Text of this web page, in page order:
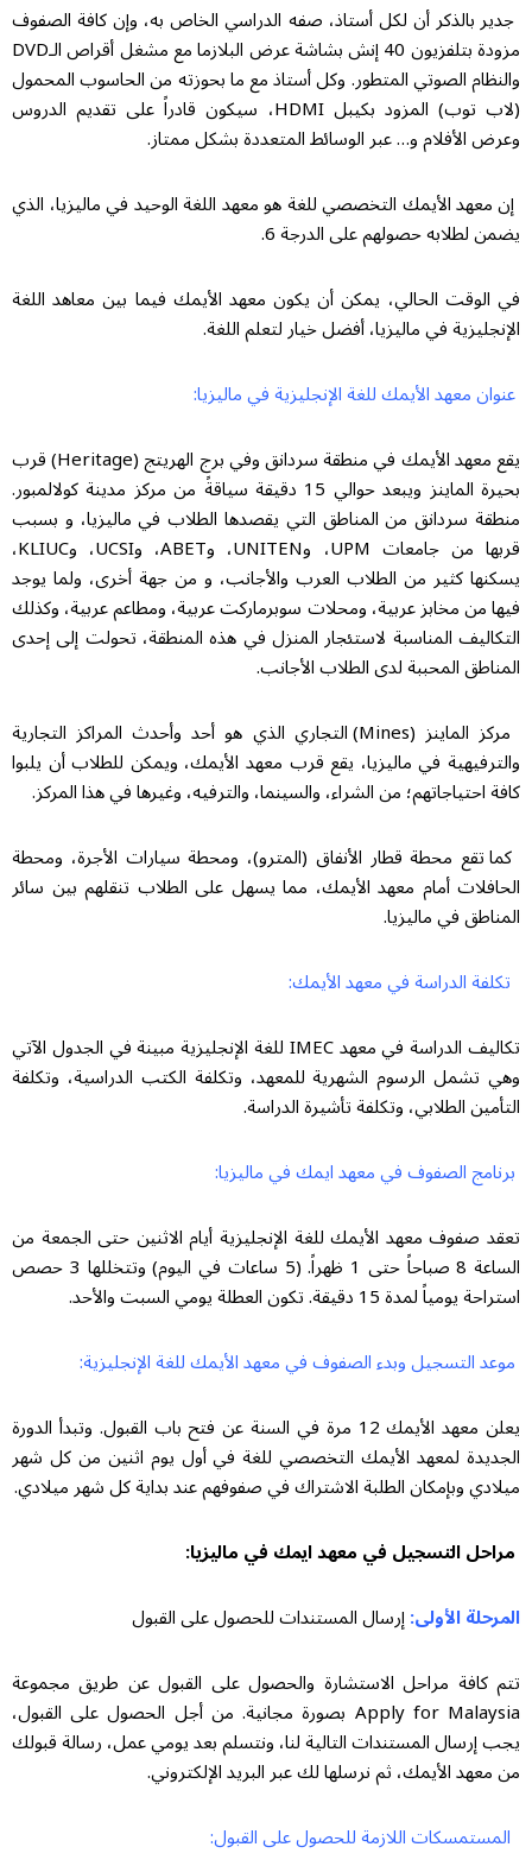
جدير بالذكر أن لكل أستاذ، صفه الدراسي الخاص به، وإن كافة الصفوف
مزودة بتلفزيون 40 إنش بشاشة عرض البلازما مع مشغل أقراص الـDVD
والنظام الصوتي المتطور. وكل أستاذ مع ما بحوزته من الحاسوب المحمول
(لاب توب) المزود بكيبل HDMI، سيكون قادراً على تقديم الدروس
وعرض الأفلام و… عبر الوسائط المتعددة بشكل ممتاز.
إن معهد الأيمك التخصصي للغة هو معهد اللغة الوحيد في ماليزيا، الذي
يضمن لطلابه حصولهم على الدرجة 6.
في الوقت الحالي، يمكن أن يكون معهد الأيمك فيما بين معاهد اللغة
الإنجليزية في ماليزيا، أفضل خيار لتعلم اللغة.
عنوان معهد الأيمك للغة الإنجليزية في ماليزيا:
يقع معهد الأيمك في منطقة سردانق وفي برج الهريتج (Heritage) قرب
بحيرة الماينز ويبعد حوالي 15 دقيقة سياقةً من مركز مدينة كولالمبور.
منطقة سردانق من المناطق التي يقصدها الطلاب في ماليزيا، و بسبب
قربها من جامعات UPM، وUNITEN، وABET، وUCSI، وKLIUC،
يسكنها كثير من الطلاب العرب والأجانب، و من جهة أخرى، ولما يوجد
فيها من مخابز عربية، ومحلات سوبرماركت عربية، ومطاعم عربية، وكذلك
التكاليف المناسبة لاستئجار المنزل في هذه المنطقة، تحولت إلى إحدى
المناطق المحببة لدى الطلاب الأجانب.
مركز الماينز (Mines) التجاري الذي هو أحد وأحدث المراكز التجارية
والترفيهية في ماليزيا، يقع قرب معهد الأيمك، ويمكن للطلاب أن يلبوا
كافة احتياجاتهم؛ من الشراء، والسينما، والترفيه، وغيرها في هذا المركز.
كما تقع محطة قطار الأنفاق (المترو)، ومحطة سيارات الأجرة، ومحطة
الحافلات أمام معهد الأيمك، مما يسهل على الطلاب تنقلهم بين سائر
المناطق في ماليزيا.
تكلفة الدراسة في معهد الأيمك:
تكاليف الدراسة في معهد IMEC للغة الإنجليزية مبينة في الجدول الآتي
وهي تشمل الرسوم الشهرية للمعهد، وتكلفة الكتب الدراسية، وتكلفة
التأمين الطلابي، وتكلفة تأشيرة الدراسة.
برنامج الصفوف في معهد ايمك في ماليزيا:
تعقد صفوف معهد الأيمك للغة الإنجليزية أيام الاثنين حتى الجمعة من
الساعة 8 صباحاً حتى 1 ظهراً. (5 ساعات في اليوم) وتتخللها 3 حصص
استراحة يومياً لمدة 15 دقيقة. تكون العطلة يومي السبت والأحد.
موعد التسجيل وبدء الصفوف في معهد الأيمك للغة الإنجليزية:
يعلن معهد الأيمك 12 مرة في السنة عن فتح باب القبول. وتبدأ الدورة
الجديدة لمعهد الأيمك التخصصي للغة في أول يوم اثنين من كل شهر
ميلادي وبإمكان الطلبة الاشتراك في صفوفهم عند بداية كل شهر ميلادي.
مراحل التسجيل في معهد ايمك في ماليزيا:
المرحلة الأولى:إرسال المستندات للحصول على القبول
تتم كافة مراحل الاستشارة والحصول على القبول عن طريق مجموعة
Apply for Malaysia بصورة مجانية. من أجل الحصول على القبول،
يجب إرسال المستندات التالية لنا، ونتسلم بعد يومي عمل، رسالة قبولك
من معهد الأيمك، ثم نرسلها لك عبر البريد الإلكتروني.
المستمسكات اللازمة للحصول على القبول: